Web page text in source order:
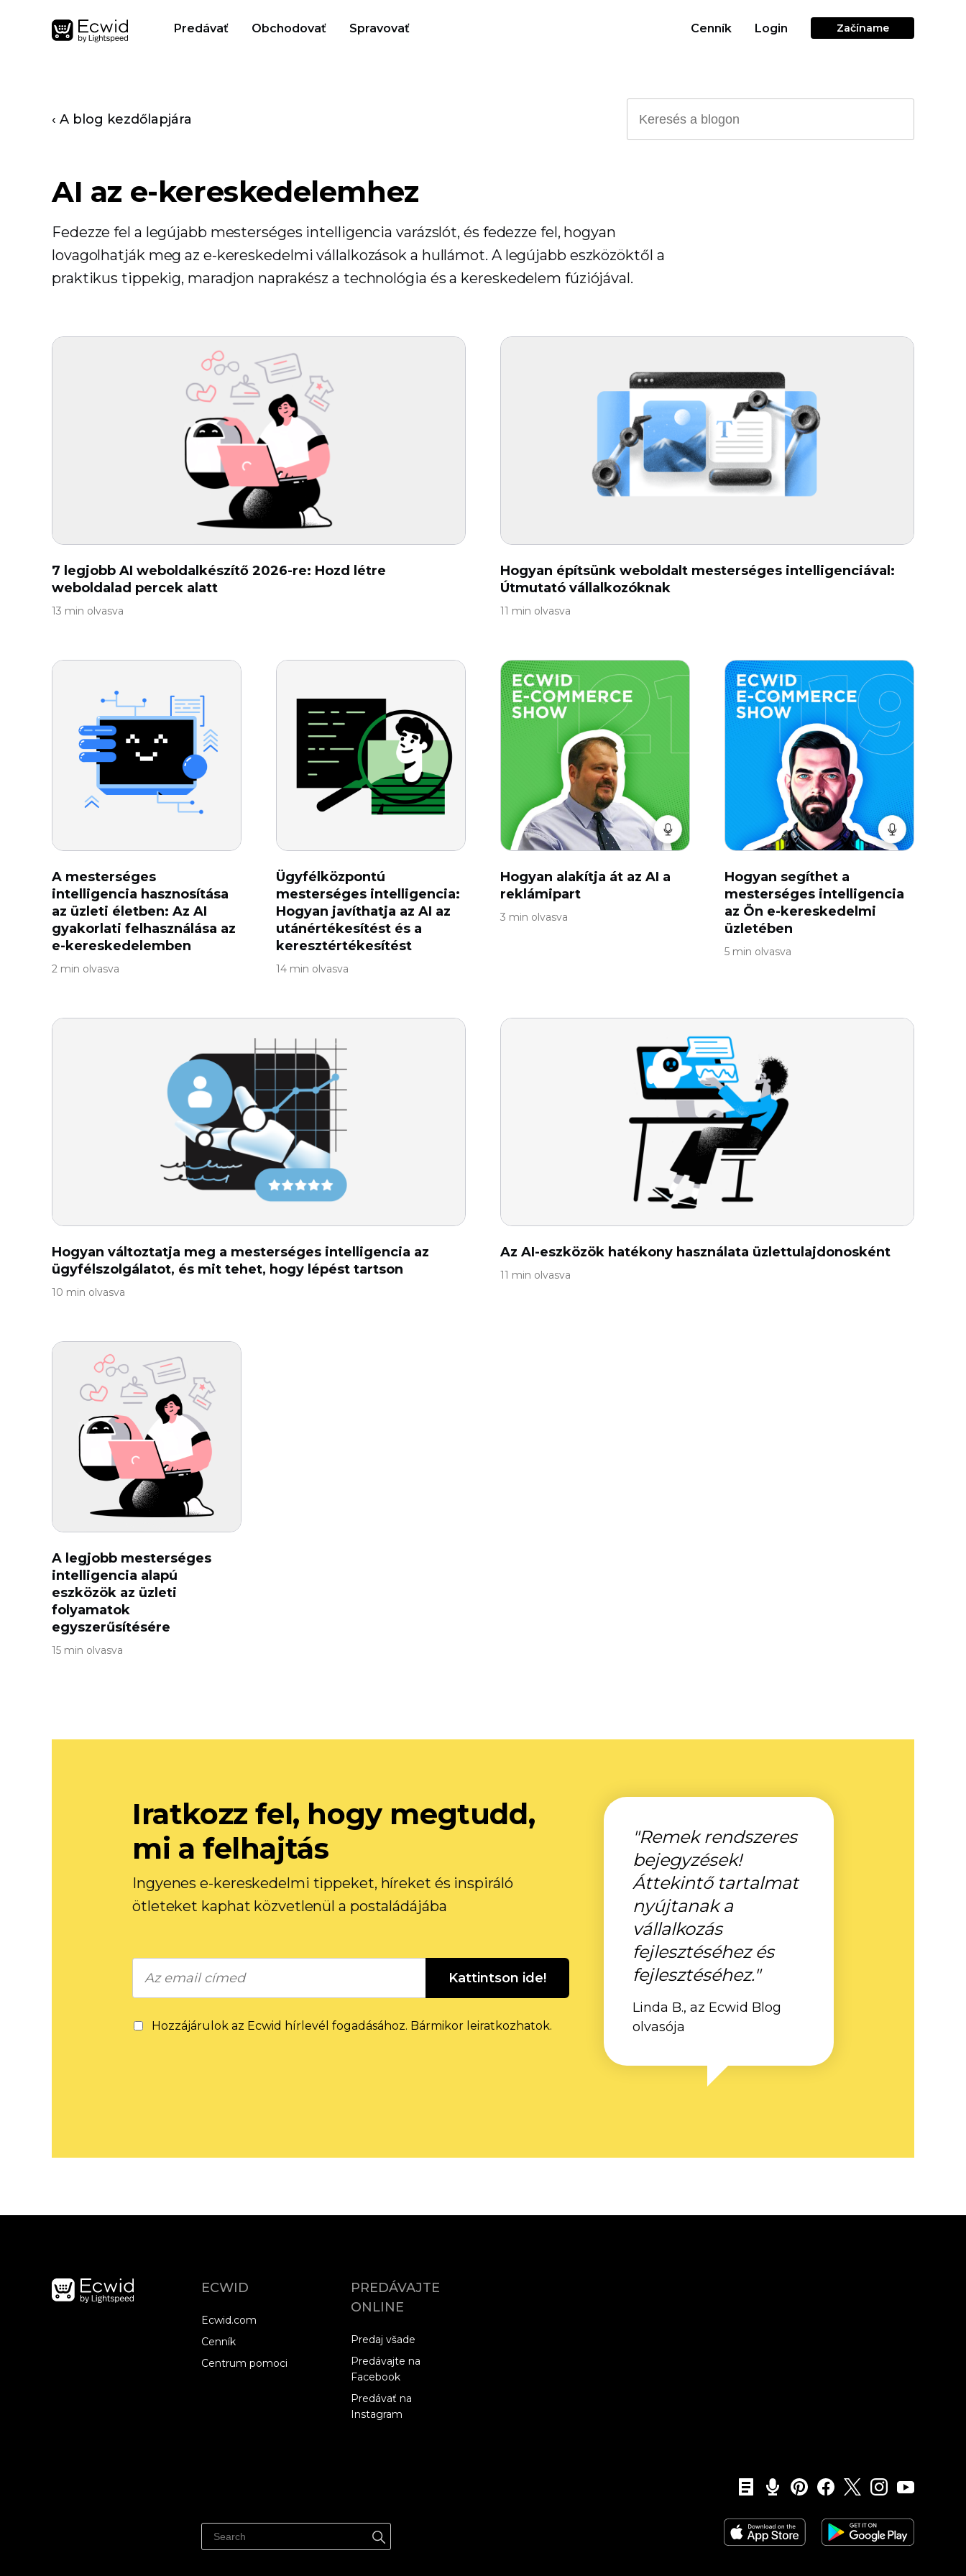
Predávať Obchodovať Spravovať Cenník Login Začíname
‹ A blog kezdőlapjára
AI az e-kereskedelemhez
Fedezze fel a legújabb mesterséges intelligencia varázslót, és fedezze fel, hogyan
lovagolhatják meg az e-kereskedelmi vállalkozások a hullámot. A legújabb eszközöktől a
praktikus tippekig, maradjon naprakész a technológia és a kereskedelem fúziójával.
7 legjobb AI weboldalkészítő 2026-re: Hozd létre
weboldalad percek alatt
13 min olvasva
Hogyan építsünk weboldalt mesterséges intelligenciával:
Útmutató vállalkozóknak
11 min olvasva
A mesterséges
intelligencia hasznosítása
az üzleti életben: Az AI
gyakorlati felhasználása az
e-kereskedelemben
2 min olvasva
Ügyfélközpontú
mesterséges intelligencia:
Hogyan javíthatja az AI az
utánértékesítést és a
keresztértékesítést
14 min olvasva
Hogyan alakítja át az AI a
reklámipart
3 min olvasva
Hogyan segíthet a
mesterséges intelligencia
az Ön e-kereskedelmi
üzletében
5 min olvasva
Hogyan változtatja meg a mesterséges intelligencia az
ügyfélszolgálatot, és mit tehet, hogy lépést tartson
10 min olvasva
Az AI-eszközök hatékony használata üzlettulajdonosként
11 min olvasva
A legjobb mesterséges
intelligencia alapú
eszközök az üzleti
folyamatok
egyszerűsítésére
15 min olvasva
Iratkozz fel, hogy megtudd,
mi a felhajtás
Ingyenes e-kereskedelmi tippeket, híreket és inspiráló
ötleteket kaphat közvetlenül a postaládájába
Kattintson ide!
Hozzájárulok az Ecwid hírlevél fogadásához. Bármikor leiratkozhatok.
"Remek rendszeres
bejegyzések!
Áttekintő tartalmat
nyújtanak a
vállalkozás
fejlesztéséhez és
fejlesztéséhez."
Linda B., az Ecwid Blog
olvasója
ECWID
Ecwid.com
Cenník
Centrum pomoci
PREDÁVAJTE
ONLINE
Predaj všade
Predávajte na
Facebook
Predávať na
Instagram